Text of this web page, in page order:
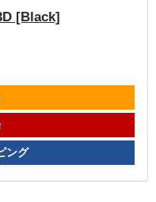
[Black]
ング